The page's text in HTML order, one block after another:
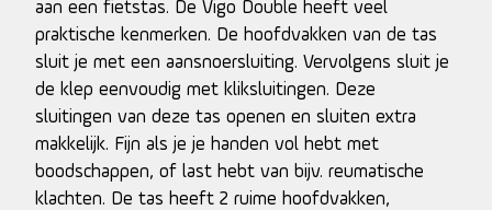
aan een fietstas. De Vigo Double heeft veel
praktische kenmerken. De hoofdvakken van de tas
sluit je met een aansnoersluiting. Vervolgens sluit je
de klep eenvoudig met kliksluitingen. Deze
sluitingen van deze tas openen en sluiten extra
makkelijk. Fijn als je je handen vol hebt met
boodschappen, of last hebt van bijv. reumatische
klachten. De tas heeft 2 ruime hoofdvakken,